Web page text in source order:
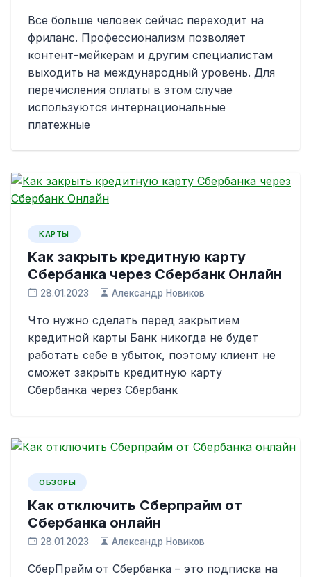
Все больше человек сейчас переходит на
фриланс. Профессионализм позволяет
контент-мейкерам и другим специалистам
выходить на международный уровень. Для
перечисления оплаты в этом случае
используются интернациональные
платежные
КАРТЫ
Как закрыть кредитную карту
Сбербанка через Сбербанк Онлайн
28.01.2023 Александр Новиков
Что нужно сделать перед закрытием
кредитной карты Банк никогда не будет
работать себе в убыток, поэтому клиент не
сможет закрыть кредитную карту
Сбербанка через Сбербанк
ОБЗОРЫ
Как отключить Сберпрайм от
Сбербанка онлайн
28.01.2023 Александр Новиков
СберПрайм от Сбербанка – это подписка на